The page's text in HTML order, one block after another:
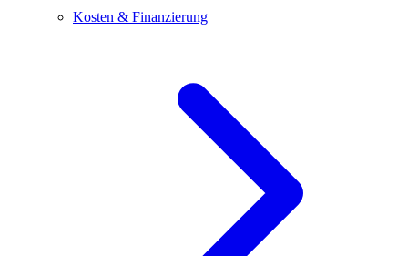
Kosten & Finanzierung